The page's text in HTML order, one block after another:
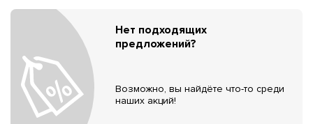
Нет подходящих
предложений?
Возможно, вы найдёте что-то среди
наших акций!